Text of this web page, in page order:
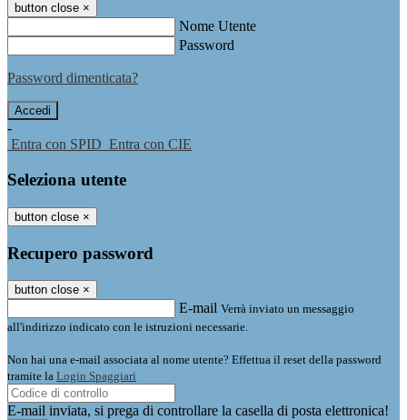
button close ×
Nome Utente
Password
Password dimenticata?
-
Entra con SPID Entra con CIE
Seleziona utente
button close ×
Recupero password
button close ×
E-mail Verrà inviato un messaggio
all'indirizzo indicato con le istruzioni necessarie.
Non hai una e-mail associata al nome utente? Effettua il reset della password
tramite la Login Spaggiari
E-mail inviata, si prega di controllare la casella di posta elettronica!